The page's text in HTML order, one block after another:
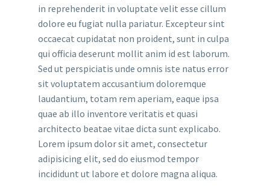
in reprehenderit in voluptate velit esse cillum
dolore eu fugiat nulla pariatur. Excepteur sint
occaecat cupidatat non proident, sunt in culpa
qui officia deserunt mollit anim id est laborum.
Sed ut perspiciatis unde omnis iste natus error
sit voluptatem accusantium doloremque
laudantium, totam rem aperiam, eaque ipsa
quae ab illo inventore veritatis et quasi
architecto beatae vitae dicta sunt explicabo.
Lorem ipsum dolor sit amet, consectetur
adipisicing elit, sed do eiusmod tempor
incididunt ut labore et dolore magna aliqua.